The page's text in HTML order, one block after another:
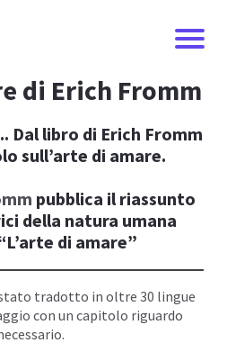
di Erich Fromm
Dal libro di Erich Fromm
sull’arte di amare.
pubblica il riassunto
della natura umana
di amare”
tradotto in oltre 30 lingue
con un capitolo riguardo
.